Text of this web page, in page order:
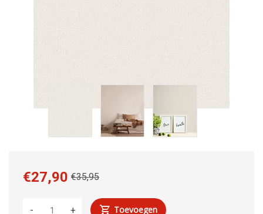
€35,95
€27,90
+
- Toevoegen